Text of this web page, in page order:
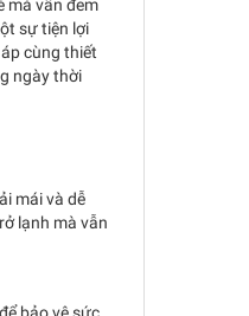
mà vẫn đem
sự tiện lợi
cùng thiết
ngày thời
mái và dễ
lạnh mà vẫn